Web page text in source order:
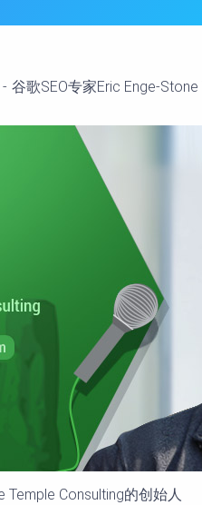
谷歌SEO专家Eric Enge-
Temple Consulting的创始人